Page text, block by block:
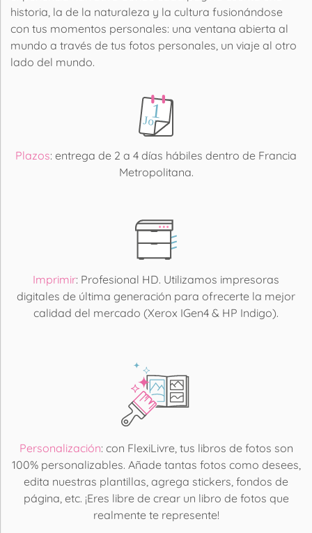
historia, la de la naturaleza y la cultura fusionándose
con tus momentos personales: una ventana abierta al
mundo a través de tus fotos personales, un viaje al otro
lado del mundo.
Plazos: entrega de 2 a 4 días hábiles dentro de Francia
Metropolitana.
Imprimir: Profesional HD. Utilizamos impresoras
digitales de última generación para ofrecerte la mejor
calidad del mercado (Xerox IGen4 & HP Indigo).
Personalización: con FlexiLivre, tus libros de fotos son
100% personalizables. Añade tantas fotos como desees,
edita nuestras plantillas, agrega stickers, fondos de
página, etc. ¡Eres libre de crear un libro de fotos que
realmente te represente!